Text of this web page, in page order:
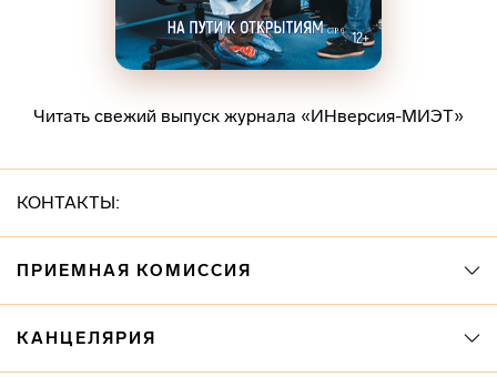
Читать свежий выпуск журнала «ИНверсия-МИЭТ»
КОНТАКТЫ:
ПРИЕМНАЯ КОМИССИЯ
КАНЦЕЛЯРИЯ